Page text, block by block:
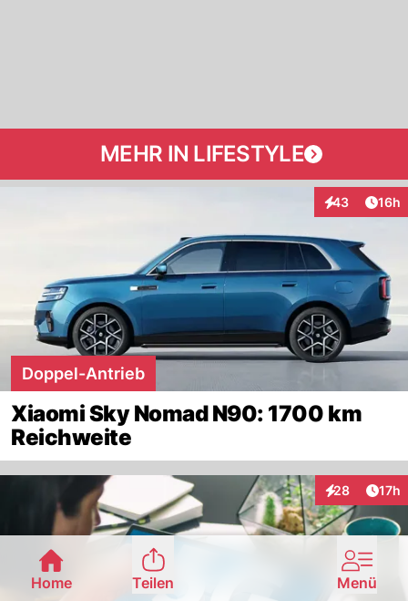
MEHR IN LIFESTYLE
43
Interaktionen
16h
Doppel-Antrieb
Xiaomi Sky Nomad N90: 1700 km
Reichweite
28
Interaktionen
17h
Home Teilen Menü